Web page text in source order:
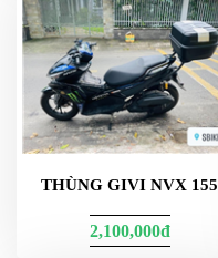
GĂNG
TAY
MOTO
DƯỠNG
SÊN
BALO
THÙNG GIVI NVX 155
2,100,000đ